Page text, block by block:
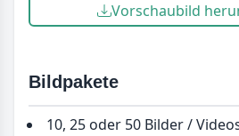
Vorschaubild
Bildpakete
10, 25 oder 50 Bilder /